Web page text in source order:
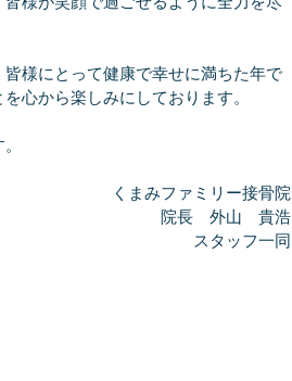
様にとって健康で幸せに満ちた年で
心から楽しみにしております。
くまみファミリー接骨院
院長　外山　貴浩
スタッフ一同